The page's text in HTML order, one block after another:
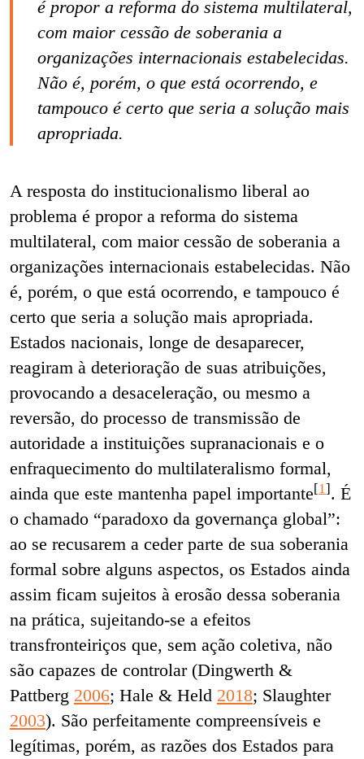
é propor a reforma do sistema multilateral,
com maior cessão de soberania a
organizações internacionais estabelecidas.
Não é, porém, o que está ocorrendo, e
tampouco é certo que seria a solução mais
apropriada.
A resposta do institucionalismo liberal ao
problema é propor a reforma do sistema
multilateral, com maior cessão de soberania a
organizações internacionais estabelecidas. Não
é, porém, o que está ocorrendo, e tampouco é
certo que seria a solução mais apropriada.
Estados nacionais, longe de desaparecer,
reagiram à deterioração de suas atribuições,
provocando a desaceleração, ou mesmo a
reversão, do processo de transmissão de
autoridade a instituições supranacionais e o
enfraquecimento do multilateralismo formal,
ainda que este mantenha papel importante[1]. É
o chamado “paradoxo da governança global”:
ao se recusarem a ceder parte de sua soberania
formal sobre alguns aspectos, os Estados ainda
assim ficam sujeitos à erosão dessa soberania
na prática, sujeitando-se a efeitos
transfronteiriços que, sem ação coletiva, não
são capazes de controlar (Dingwerth &
Pattberg 2006; Hale & Held 2018; Slaughter
2003). São perfeitamente compreensíveis e
legítimas, porém, as razões dos Estados para